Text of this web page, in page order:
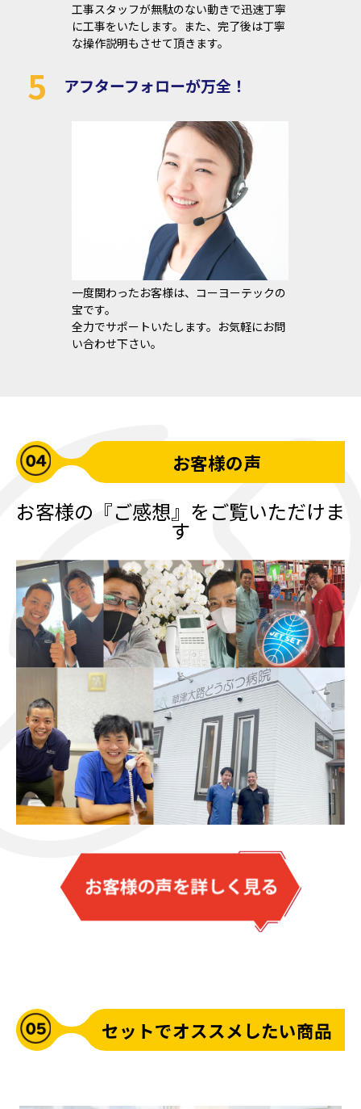
工事スタッフが無駄のない動きで迅速丁寧
に工事をいたします。また、完了後は丁寧
な操作説明もさせて頂きます。
5 アフターフォローが万全！
一度関わったお客様は、コーヨーテックの
宝です。
全力でサポートいたします。お気軽にお問
い合わせ下さい。
お客様の声
お客様の『ご感想』をご覧いただけま
す
セットでオススメしたい商品